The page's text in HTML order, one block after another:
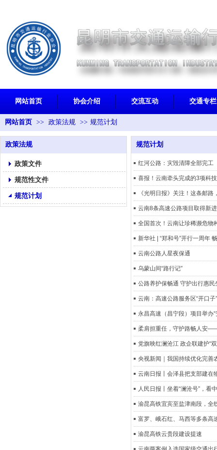
网站首页 协会介绍 交流互动 交通专栏
网站首页 >> 政策法规 >> 规范计划
政策法规
政策文件
规范性文件
规范计划
规范计划
红河公路：灾毁清障全部完工
喜报！云南牵头完成的3项科
《光明日报》关注！这条邮
云南8条高速公路项目取得新
全国首次！云南让珍稀濒危物
新华社 | “郑和号”开行一周年
云南公路人星夜保通
乌蒙山间“路行记”
公路养护保畅通 守护出行惠
云南：高速公路服务区“开口子
永昌高速（昌宁段）项目举办
柔肩担重任，守护路畅人安
党旗映红澜沧江 政企联建护“
央视新闻｜我国持续优化完善
云南日报丨会泽县把支部建
人民日报丨坐着“澜沧号”，看
渝昆高铁宜宾至盐津南段，
富罗、峨石红、马西等多条高
渝昆高铁云贵段建设提速